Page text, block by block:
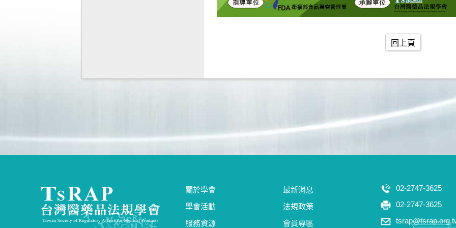
回上頁
關於學會
學會活動
服務資源
最新消息
法規政策
會員專區
02-2747-3625
02-2747-3625